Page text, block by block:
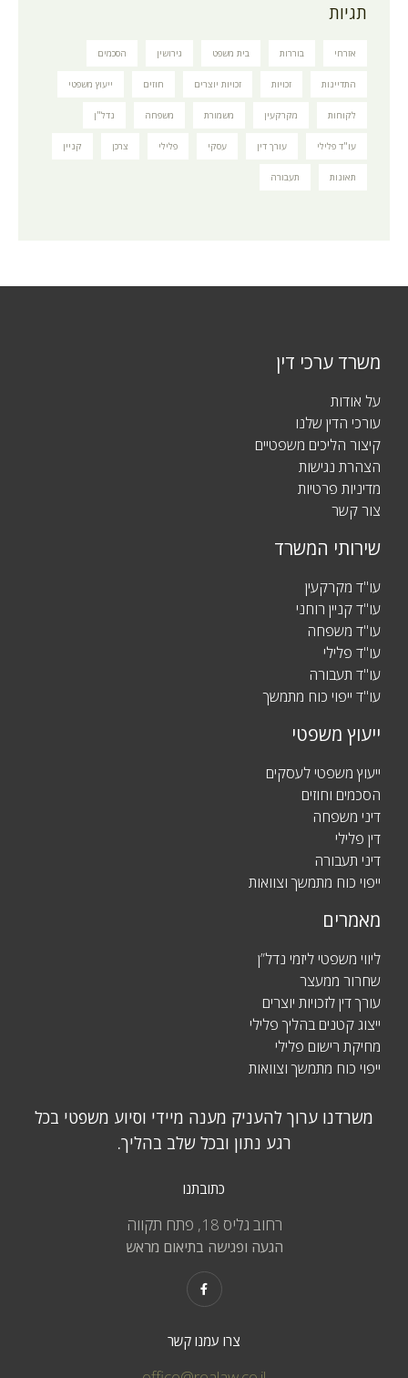
תגיות
אזרחי בוררות בית משפט גירושין הסכמים
התדיינות זכויות זכויות יוצרים חוזים ייעוץ משפטי
לקוחות מקרקעין משמורת משפחה נדל"ן
עו"ד פלילי עורך דין עסקי פלילי צרכן קניין
תאונות תעבורה
משרד ערכי דין
על אודות
עורכי הדין שלנו
קיצור הליכים משפטיים
הצהרת נגישות
מדיניות פרטיות
צור קשר
שירותי המשרד
עו"ד מקרקעין
עו"ד קניין רוחני
עו"ד משפחה
עו"ד פלילי
עו"ד תעבורה
עו"ד ייפוי כוח מתמשך
ייעוץ משפטי
ייעוץ משפטי לעסקים
הסכמים וחוזים
דיני משפחה
דין פלילי
דיני תעבורה
ייפוי כוח מתמשך וצוואות
מאמרים
ליווי משפטי ליזמי נדל”ן
שחרור ממעצר
עורך דין לזכויות יוצרים
ייצוג קטנים בהליך פלילי
מחיקת רישום פלילי
ייפוי כוח מתמשך וצוואות
משרדנו ערוך להעניק מענה מיידי וסיוע משפטי בכל
רגע נתון ובכל שלב בהליך.
כתובתנו
רחוב גליס 18, פתח תקווה
הגעה ופגישה בתיאום מראש
צרו עמנו קשר